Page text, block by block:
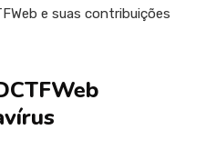
e suas contribuições